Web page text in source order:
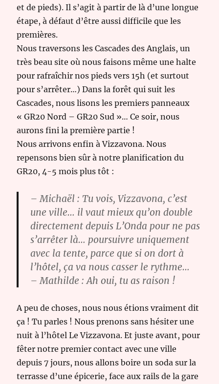
et de pieds). Il s’agit à partir de là d’une longue
étape, à défaut d’être aussi difficile que les
premières.
Nous traversons les Cascades des Anglais, un
très beau site où nous faisons même une halte
pour rafraîchir nos pieds vers 15h (et surtout
pour s’arrêter…) Dans la forêt qui suit les
Cascades, nous lisons les premiers panneaux
« GR20 Nord – GR20 Sud »… Ce soir, nous
aurons fini la première partie !
Nous arrivons enfin à Vizzavona. Nous
repensons bien sûr à notre planification du
GR20, 4-5 mois plus tôt :
– Michaël : Tu vois, Vizzavona, c’est
une ville… il vaut mieux qu’on double
directement depuis L’Onda pour ne pas
s’arrêter là… poursuivre uniquement
avec la tente, parce que si on dort à
l’hôtel, ça va nous casser le rythme…
– Mathilde : Ah oui, tu as raison !
A peu de choses, nous nous étions vraiment dit
ça ! Tu parles ! Nous prenons sans hésiter une
nuit à l’hôtel Le Vizzavona. Et juste avant, pour
fêter notre premier contact avec une ville
depuis 7 jours, nous allons boire un soda sur la
terrasse d’une épicerie, face aux rails de la gare